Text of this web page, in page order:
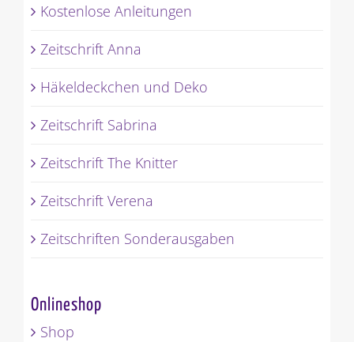
Kostenlose Anleitungen
Zeitschrift Anna
Häkeldeckchen und Deko
Zeitschrift Sabrina
Zeitschrift The Knitter
Zeitschrift Verena
Zeitschriften Sonderausgaben
Onlineshop
Shop